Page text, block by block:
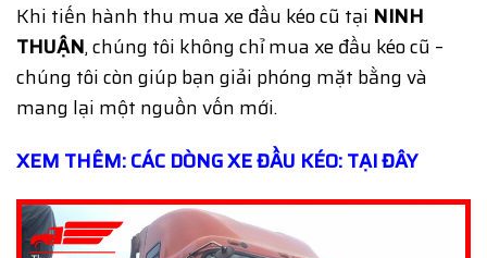
Khi tiến hành thu mua xe đầu kéo cũ tại NINH
THUẬN, chúng tôi không chỉ mua xe đầu kéo cũ –
chúng tôi còn giúp bạn giải phóng mặt bằng và
mang lại một nguồn vốn mới.
XEM THÊM: CÁC DÒNG XE ĐẦU KÉO: TẠI ĐÂY